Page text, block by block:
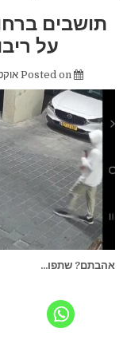
תושבים
על
אהבתם? שתפו...